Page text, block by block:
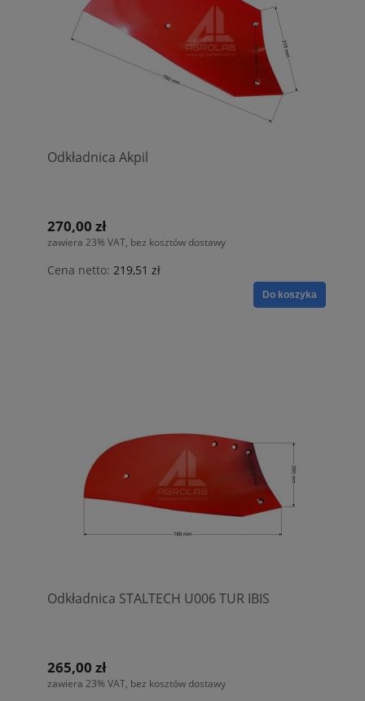
Odkładnica Akpil
270,00 zł
zawiera 23% VAT, bez kosztów dostawy
Cena netto: 219,51 zł
Do koszyka
Odkładnica STALTECH U006 TUR IBIS
265,00 zł
zawiera 23% VAT, bez kosztów dostawy